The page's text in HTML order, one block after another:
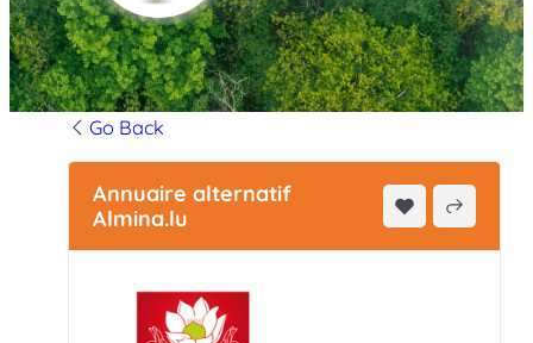
Go Back
Annuaire alternatif
Almina.lu